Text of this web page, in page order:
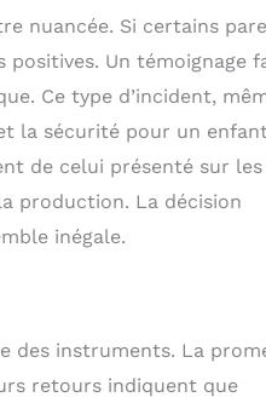
pour vous aider à
où.
nuancée. Si certains
positives. Un témoignage
Ce type d’incident,
la sécurité pour un
de celui présenté sur les
production. La décision
inégale.
des instruments. La
retours indiquent que